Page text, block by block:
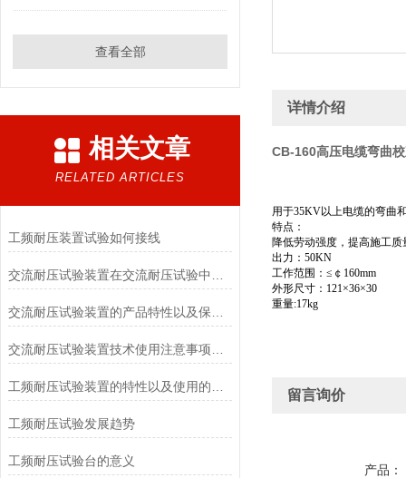
查看全部
相关文章
RELATED ARTICLES
工频耐压装置试验如何接线
工频耐压试验发展趋势
工频耐压试验台的意义
详情介绍
CB-160高压电缆弯曲
用于35KV以上电缆的弯曲
特点：
降低劳动强度，提高施工
出力：50KN
工作范围：≤￠160mm
外形尺寸：121×36×30
重量:17kg
留言询价
产品：